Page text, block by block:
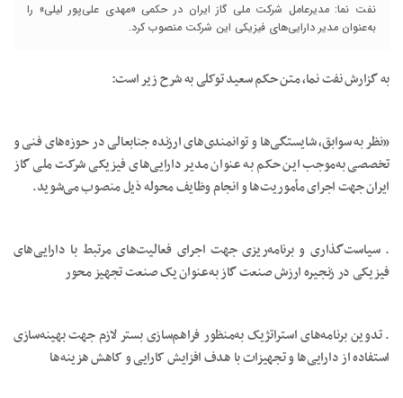
نفت نما: مدیرعامل شرکت ملی گاز ایران در حکمی «مهدی علی‌پور لیلی» را
به‌عنوان مدیر دارایی‌های فیزیکی این شرکت منصوب کرد.
به گزارش نفت نما، متن حکم سعید توکلی به شرح زیر است:
«نظر به سوابق، شایستگی‌ها و توانمندی‌های ارزنده جنابعالی در حوزه‌های فنی و
تخصصی به‌موجب این حکم به عنوان مدیر دارایی‌های فیزیکی شرکت ملی گاز
ایران جهت اجرای مأموریت‌ها و انجام وظایف محوله ذیل منصوب می‌شوید.
. سیاست‌گذاری و برنامه‌ریزی جهت اجرای فعالیت‌های مرتبط با دارایی‌های
فیزیکی در زنجیره ارزش صنعت گاز به‌عنوان یک صنعت تجهیز محور
. تدوین برنامه‌های استراتژیک به‌منظور فراهم‌سازی بستر لازم جهت بهینه‌سازی
استفاده از دارایی‌ها و تجهیزات با هدف افزایش کارایی و کاهش هزینه‌ها